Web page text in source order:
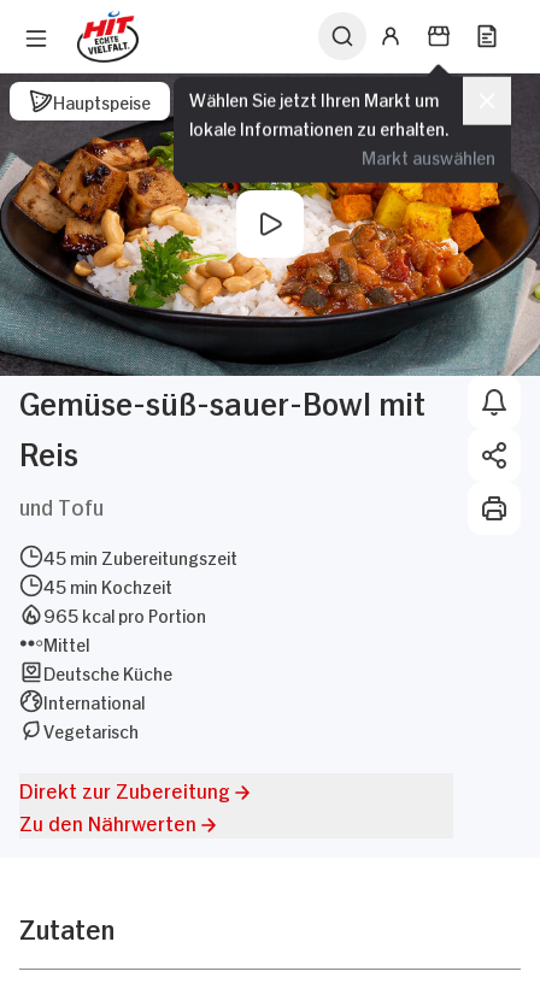
Wählen Sie jetzt Ihren Markt um
lokale Informationen zu erhalten.
Markt auswählen
Hauptspeise
Gemüse-süß-sauer-Bowl mit
Reis
und Tofu
45 min Zubereitungszeit
45 min Kochzeit
965 kcal pro Portion
Mittel
Deutsche Küche
International
Vegetarisch
Direkt zur Zubereitung
Zu den Nährwerten
Zutaten